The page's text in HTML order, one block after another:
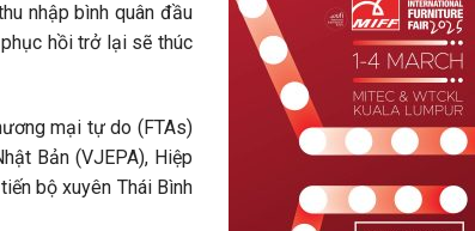
nhập bình quân đầu
hồi trở lại sẽ thúc
mại tự do (FTAs)
Bản (VJEPA), Hiệp
bộ xuyên Thái Bình